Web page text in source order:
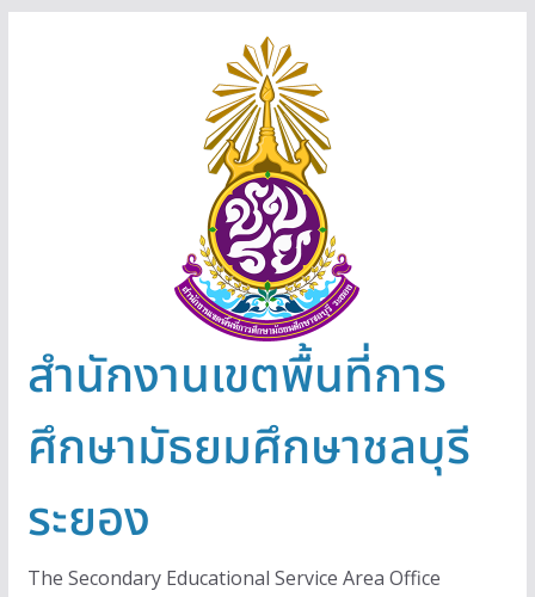
สำนักงานเขตพื้นที่การ
ศึกษามัธยมศึกษาชลบุรี
ระยอง
The Secondary Educational Service Area Office